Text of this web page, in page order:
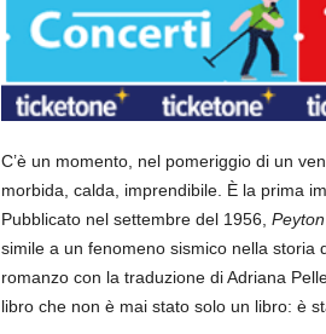
C’è un momento, nel pomeriggio di un
morbida, calda, imprendibile. È la prima
Pubblicato nel settembre del 1956,
simile a un fenomeno sismico nella storia
romanzo con la traduzione di Adriana
libro che non è mai stato solo un libro: è